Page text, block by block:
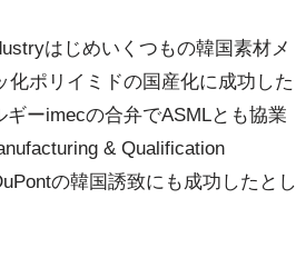
はじめいくつもの韓国素材メ
ポリイミドの国産化に成功した
ーimecの合弁でASMLとも協業
& Qualification
の韓国誘致にも成功したとし